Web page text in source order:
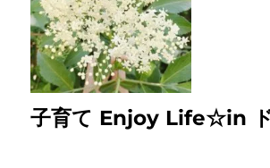
子育て Enjoy Life☆in